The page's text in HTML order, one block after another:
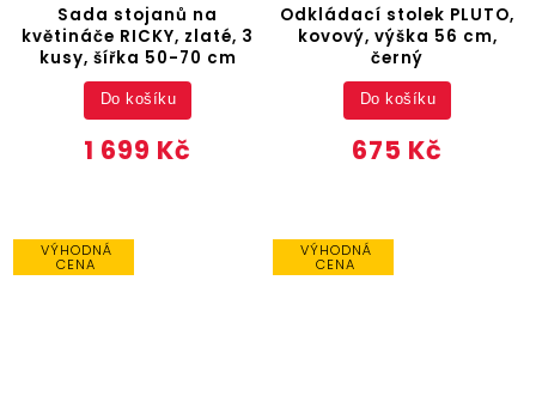
Sada stojanů na
květináče RICKY, zlaté, 3
kusy, šířka 50-70 cm
1 699 Kč
Do košíku
Odkládací stolek PLUTO,
kovový, výška 56 cm,
černý
675 Kč
Do košíku
VÝHODNÁ
CENA
VÝHODNÁ
CENA